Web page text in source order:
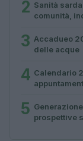
2 Sanità
comunità,
3 Accadueo
delle acque
4 Calendario
5 prospettive